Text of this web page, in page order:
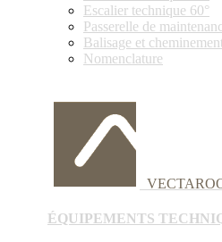
Escalier technique 60°
Passerelle de
Balisage et
Nomenclature
ÉQUIPEMENTS